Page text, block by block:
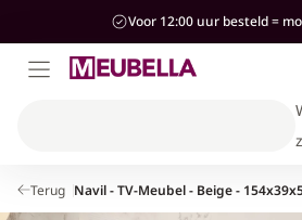
Voor 12:00 uur besteld =
Woonkamer
Slaapkamer
Kinderkamer
Stijlen
Terug Navil - TV-Meubel - Beige -